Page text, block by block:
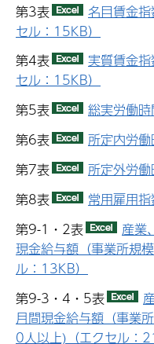
第3表
名目賃金
セル：15KB）
第4表
実質賃金
セル：15KB）
第5表
総実労働
第6表
所定内労
第7表
所定外労
第8表
常用雇用
第9-1・2表
産業
現金給与額（事業所規
ル：13KB）
第9-3・4・5表
月間現金給与額（事
0人以上)（エクセル：